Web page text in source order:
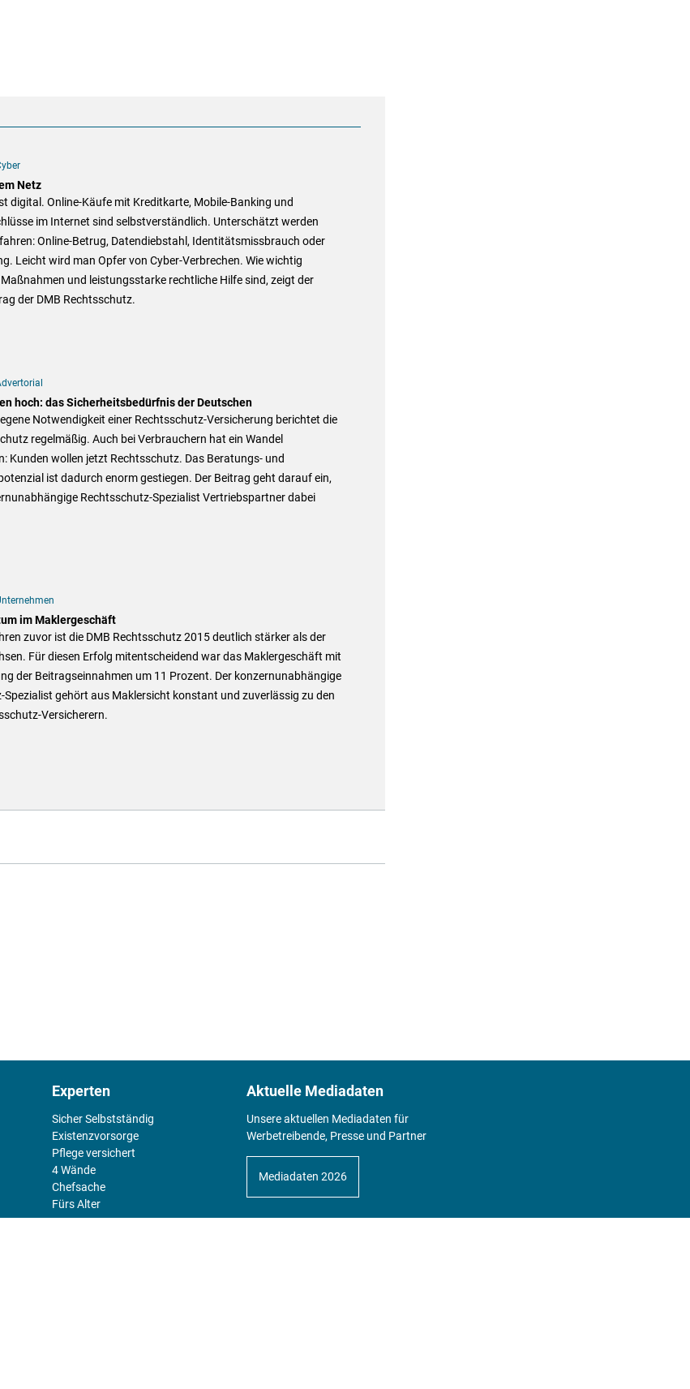
Netz
digital. Online-Käufe mit Kreditkarte, Mobile-Banking und
im Internet sind selbstverständlich. Unterschätzt werden
Online-Betrug, Datendiebstahl, Identitätsmissbrauch oder
Leicht wird man Opfer von Cyber-Verbrechen. Wie wichtig
und leistungsstarke rechtliche Hilfe sind, zeigt der
der DMB Rechtsschutz.
hoch: das Sicherheitsbedürfnis der Deutschen
Notwendigkeit einer Rechtsschutz-Versicherung berichtet die
regelmäßig. Auch bei Verbrauchern hat ein Wandel
Kunden wollen jetzt Rechtsschutz. Das Beratungs- und
ist dadurch enorm gestiegen. Der Beitrag geht darauf ein,
Rechtsschutz-Spezialist Vertriebspartner dabei
im Maklergeschäft
zuvor ist die DMB Rechtsschutz 2015 deutlich stärker als der
Für diesen Erfolg mitentscheidend war das Maklergeschäft mit
der Beitragseinnahmen um 11 Prozent. Der konzernunabhängige
Spezialist gehört aus Maklersicht konstant und zuverlässig zu den
Versicherern.
Experten
Sicher Selbstständig
Existenz­vorsorge
Pflege versichert
4 Wände
Chefsache
Fürs Alter
Aktuelle Mediadaten
Unsere aktuellen Mediadaten für
Werbetreibende, Presse und Partner
Mediadaten 2026